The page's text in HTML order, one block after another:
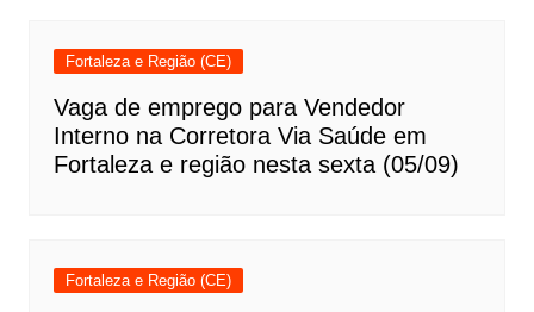
Fortaleza e Região (CE)
Vaga de emprego para Vendedor
Interno na Corretora Via Saúde em
Fortaleza e região nesta sexta (05/09)
Fortaleza e Região (CE)